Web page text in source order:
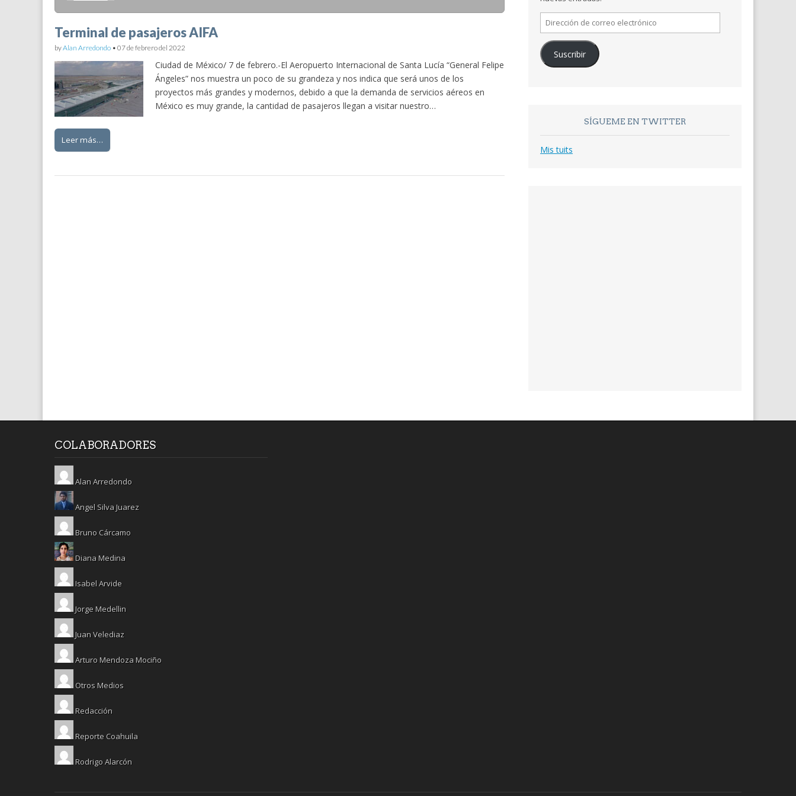
Terminal de pasajeros AIFA
byAlan Arredondo • 07 de febrero del 2022
Ciudad de México/ 7 de febrero.-El Aeropuerto Internacional de Santa Lucía “General Felipe
Ángeles” nos muestra un poco de su grandeza y nos indica que será unos de los
proyectos más grandes y modernos, debido a que la demanda de servicios aéreos en
México es muy grande, la cantidad de pasajeros llegan a visitar nuestro…
Leer más…
Dirección
de
correo
electrónico
Suscribir
SÍGUEME EN TWITTER
Mis tuits
COLABORADORES
Alan Arredondo
Angel Silva Juarez
Bruno Cárcamo
Diana Medina
Isabel Arvide
Jorge Medellin
Juan Velediaz
Arturo Mendoza Mociño
Otros Medios
Redacción
Reporte Coahuila
Rodrigo Alarcón